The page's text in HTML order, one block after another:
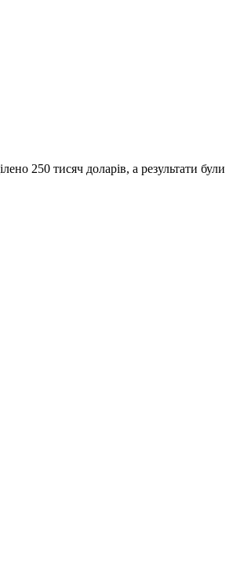
250 тисяч доларів, а результати були